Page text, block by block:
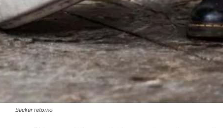
backer retorno